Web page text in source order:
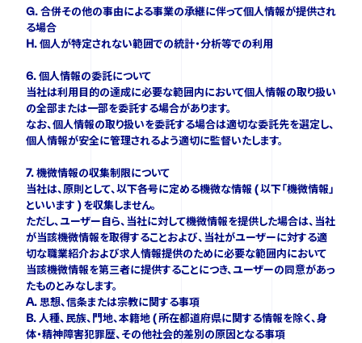
G. 合併その他の事由による事業の承継に伴って個人情報が提供され
る場合
H. 個人が特定されない範囲での統計・分析等での利用
6. 個人情報の委託について
当社は利用目的の達成に必要な範囲内において個人情報の取り扱い
の全部または一部を委託する場合があります。
なお、個人情報の取り扱いを委託する場合は適切な委託先を選定し、
個人情報が安全に管理されるよう適切に監督いたします。
7. 機微情報の収集制限について
当社は、原則として、以下各号に定める機微な情報 ( 以下「機微情報」
といいます ) を収集しません。
ただし、ユーザー自ら、当社に対して機微情報を提供した場合は、当社
が当該機微情報を取得することおよび、当社がユーザーに対する適
切な職業紹介および求人情報提供のために必要な範囲内において
当該機微情報を第三者に提供することにつき、ユーザーの同意があっ
たものとみなします。
A. 思想、信条または宗教に関する事項
B. 人種、民族、門地、本籍地 ( 所在都道府県に関する情報を除く、身
体・精神障害犯罪歴、その他社会的差別の原因となる事項